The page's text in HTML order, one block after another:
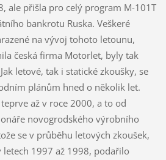
ale přišla pro celý program M-101T
bankrotu Ruska. Veškeré
na vývoj tohoto letounu,
česká firma Motorlet, byly tak
letové, tak i statické zkoušky, se
plánům hned o několik let.
až v roce 2000, a to od
novogrodského výrobního
se v průběhu letových zkoušek,
1997 až 1998, podařilo